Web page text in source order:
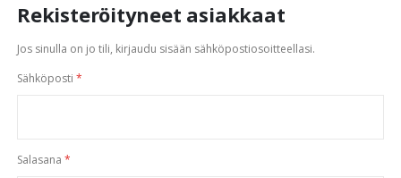
Rekisteröityneet asiakkaat
Jos sinulla on jo tili, kirjaudu sisään sähköpostiosoitteellasi.
Sähköposti
Salasana